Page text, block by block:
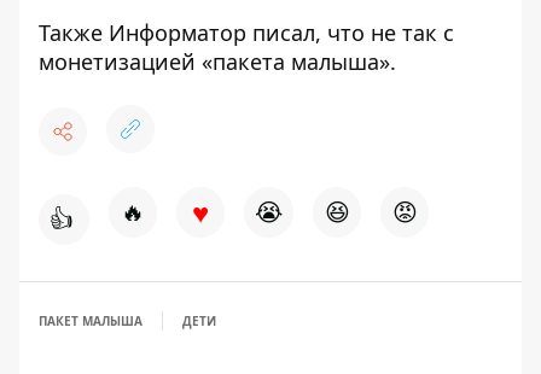
Также Информатор писал, что не так с
монетизацией «пакета малыша».
👍 🔥 ♥ 😭 😆 😡
ПАКЕТ МАЛЫША ДЕТИ